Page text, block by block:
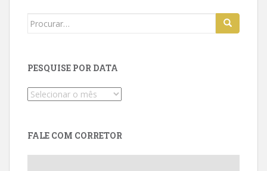
Search
PESQUISE POR DATA
Pesquise
FALE COM CORRETOR